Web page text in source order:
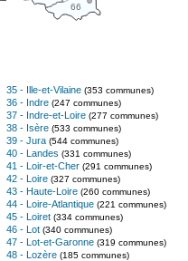
66
35 - Ille-et-Vilaine (353 communes)
36 - Indre (247 communes)
37 - Indre-et-Loire (277 communes)
38 - Isère (533 communes)
39 - Jura (544 communes)
40 - Landes (331 communes)
41 - Loir-et-Cher (291 communes)
42 - Loire (327 communes)
43 - Haute-Loire (260 communes)
44 - Loire-Atlantique (221 communes)
45 - Loiret (334 communes)
46 - Lot (340 communes)
47 - Lot-et-Garonne (319 communes)
48 - Lozère (185 communes)